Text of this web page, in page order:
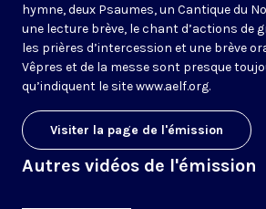
hymne, deux Psaumes, un Cantique du
une lecture brève, le chant d’actions de
les prières d’intercession et une brève
Vêpres et de la messe sont presque
qu’indiquent le sitewww.aelf.org.
Visiter la page de l'émission
Autres vidéos de l'émission